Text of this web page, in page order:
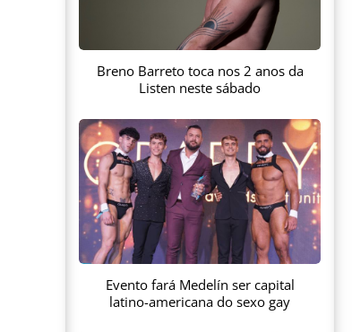
Breno Barreto toca nos 2 anos da
Listen neste sábado
Evento fará Medelín ser capital
latino-americana do sexo gay